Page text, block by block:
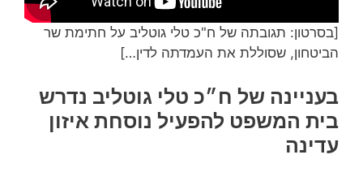
[בסרטון: תגובתה של ח"כ טלי גוטליב על חתימת שר
הביטחון, שסוללת את העמדתה לדין…]
בעניינה של ח״כ טלי גוטליב נדרש
בית המשפט להפעיל נוסחת איזון
עדינה